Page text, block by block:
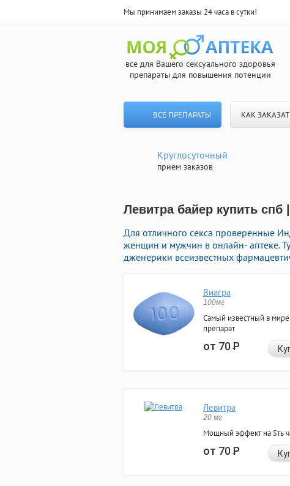
Мы принимаем заказы 24 часа в сутки!
все для Вашего сексуального здоровья
препараты для повышения потенции
ВСЕ ПРЕПАРАТЫ КАК
Круглосуточный
прием заказов
Левитра байер купить спб
Для отличного секса проверенные
женщин и мужчин в онлайн- аптеке.
дженерики всеизвестных
Виагра
100мг
Самый известный в мире
препарат
от 70Р
Левитра
20 мг
Мощный эффект на 5ть
от 70Р